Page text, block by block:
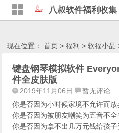
八叔软件福利收集
现在位置：首页 >福利 >软福小品
键盘钢琴模拟软件
件全皮肤版
2019年11月06日
暂无评论
你是否因为小时候家境不允许而
你是否因为被朋友嘲笑为五音不全
你是否因为拿不出几万元钱给孩子